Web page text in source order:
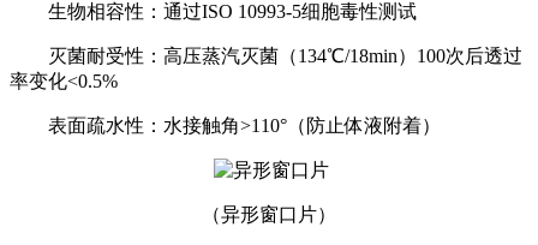
生物相容性：通过ISO 10993-5细胞毒性测试
灭菌耐受性：高压蒸汽灭菌（134℃/18min）100次后透过
率变化<0.5%
表面疏水性：水接触角>110°（防止体液附着）
（异形窗口片）